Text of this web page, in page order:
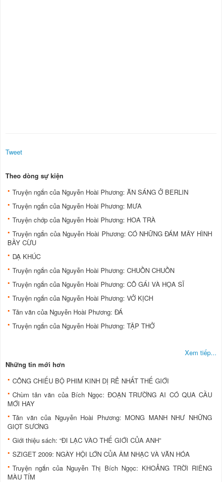
Tweet
Theo dòng sự kiện
Truyện ngắn của Nguyễn Hoài Phương: ĂN SÁNG Ở BERLIN
Truyện ngắn của Nguyễn Hoài Phương: MƯA
Truyện chớp của Nguyễn Hoài Phương: HOA TRÀ
Truyện ngắn của Nguyễn Hoài Phương: CÓ NHỮNG ĐÁM MÂY HÌNH
BẦY CỪU
DẠ KHÚC
Truyện ngắn của Nguyễn Hoài Phương: CHUỒN CHUỒN
Truyện ngắn của Nguyễn Hoài Phương: CÔ GÁI VÀ HỌA SĨ
Truyện ngắn của Nguyễn Hoài Phương: VỞ KỊCH
Tản văn của Nguyễn Hoài Phương: ĐÁ
Truyện ngắn của Nguyễn Hoài Phương: TẬP THỞ
Xem tiếp...
Những tin mới hơn
CÔNG CHIẾU BỘ PHIM KINH DỊ RẺ NHẤT THẾ GIỚI
Chùm tản văn của Bích Ngọc: ĐOẠN TRƯỜNG AI CÓ QUA CẦU
MỚI HAY
Tản văn của Nguyễn Hoài Phương: MONG MANH NHƯ NHỮNG
GIỌT SƯƠNG
Giới thiệu sách: “ĐI LẠC VÀO THẾ GIỚI CỦA ANH”
SZIGET 2009: NGÀY HỘI LỚN CỦA ÂM NHẠC VÀ VĂN HÓA
Truyện ngắn của Nguyễn Thị Bích Ngọc: KHOẢNG TRỜI RIÊNG
MÀU TÍM